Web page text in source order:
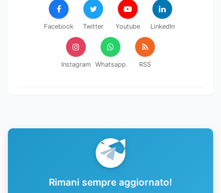
Facebook Twitter Youtube LinkedIn
Instagram Whatsapp RSS
Rimani sempre aggiornato!